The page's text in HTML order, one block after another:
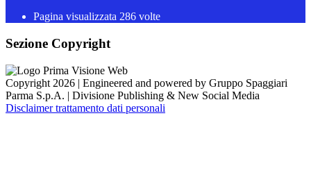
Pagina visualizzata 286 volte
Sezione Copyright
Copyright 2026 | Engineered and powered by Gruppo Spaggiari
Parma S.p.A. | Divisione Publishing & New Social Media
Disclaimer trattamento dati personali